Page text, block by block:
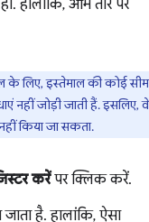
हालांकि, आम तौर पर
के लिए, इस्तेमाल की कोई
नहीं जोड़ी जाती हैं. इसलिए,
नहीं किया जा सकता.
करेंपर क्लिक करें.
है. हालांकि, ऐसा